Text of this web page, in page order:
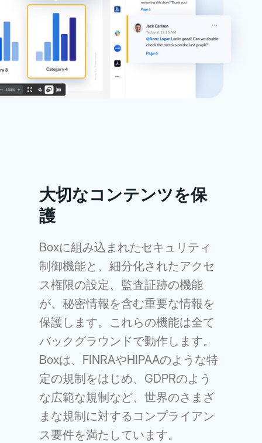
大切なコンテンツを保
護
Boxに組み込まれたセキュリティ
制御機能と、細分化されたアクセ
ス権限の設定、監査証跡の機能
が、秘密情報を含む重要な情報を
保護します。これらの機能は全て
バックグラウンドで動作します。
Boxは、FINRAやHIPAAのような特
定の規制をはじめ、GDPRのよう
な広範な規制など、世界のさまざ
まな規制に対するコンプライアン
ス要件を満たしています。